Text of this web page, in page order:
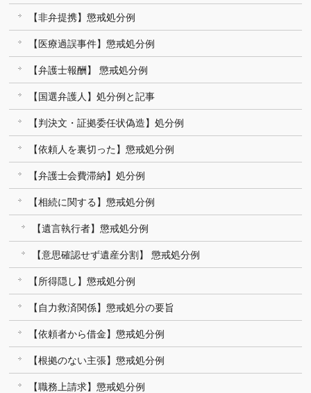
【非弁提携】懲戒処分例
【医療過誤事件】懲戒処分例
【弁護士報酬】 懲戒処分例
【国選弁護人】処分例と記事
【判決文・証拠委任状偽造】処分例
【依頼人を裏切った】懲戒処分例
【弁護士会費滞納】処分例
【相続に関する】懲戒処分例
【遺言執行者】懲戒処分例
【意思確認せず遺産分割】 懲戒処分例
【所得隠し】懲戒処分例
【自力救済関係】懲戒処分の要旨
【依頼者から借金】懲戒処分例
【根拠のない主張】懲戒処分例
【職務上請求】懲戒処分例